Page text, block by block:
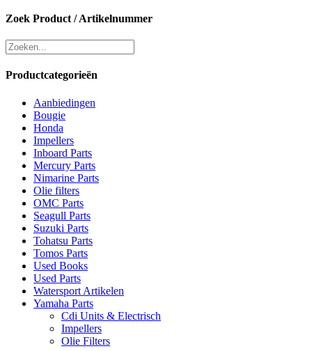
Zoek Product / Artikelnummer
Productcategorieën
Aanbiedingen
Bougie
Honda
Impellers
Inboard Parts
Mercury Parts
Nimarine Parts
Olie filters
OMC Parts
Seagull Parts
Suzuki Parts
Tohatsu Parts
Tomos Parts
Used Books
Used Parts
Watersport Artikelen
Yamaha Parts
Cdi Units & Electrisch
Impellers
Olie Filters